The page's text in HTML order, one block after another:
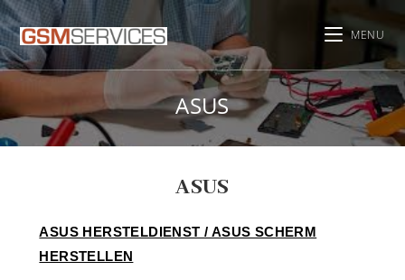
MENU
ASUS
ASUS
ASUS HERSTELDIENST / ASUS SCHERM
HERSTELLEN